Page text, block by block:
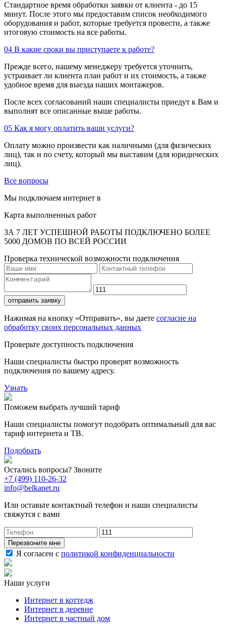
Стандартное время обработки заявки от клиента - до 15
минут. После этого мы предоставим список необходимого
оборудования и работ, которые требуется провести, а также
итоговую стоимость на все работы.
04 В какие сроки вы приступаете к работе?
Прежде всего, нашему менеджеру требуется уточнить,
устраивает ли клиента план работ и их стоимость, а также
удобное время для выезда наших монтажеров.
После всех согласований наши специалисты приедут к Вам и
выполнят все описанные выше работы.
05 Как я могу оплатить ваши услуги?
Оплату можно произвести как наличными (для физических
лиц), так и по счету, который мы выставим (для юридических
лиц).
Все вопросы
Мы подключаем интернет в
Карта выполненных работ
ЗА 7 ЛЕТ УСПЕШНОЙ РАБОТЫ ПОДКЛЮЧЕНО БОЛЕЕ
5000 ДОМОВ ПО ВСЕЙ РОССИИ
Проверка технической возможности подключения
отправить заявку
Нажимая на кнопку «Отправить», вы даете согласие на
обработку своих персональных данных
Проверьте доступность подключения
Наши специалисты быстро проверят возможность
подключения по вашему адресу.
Узнать
Поможем выбрать лучший тариф
Наши специалисты помогут подобрать оптимальный для вас
тариф интернета и ТВ.
Подобрать
Остались вопросы? Звоните
+7 (499) 110-26-32
info@belkanet.ru
Или оставьте контактный телефон и наши специалисты
свяжутся с вами
Перезвоните мне
Я согласен с политикой конфиденциальности
Наши услуги
Интернет в коттедж
Интернет в деревне
Интернет в частный дом